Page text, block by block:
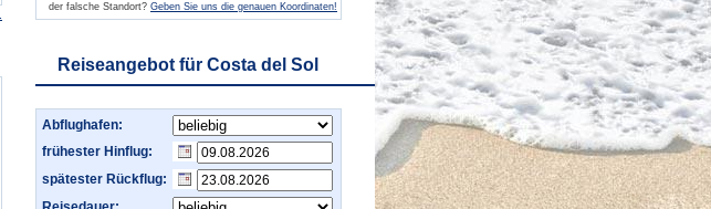
der falsche Standort? Geben Sie uns die genauen Koordinaten!
Reiseangebot für Costa del Sol
Abflughafen:
frühester Hinflug:
spätester Rückflug: